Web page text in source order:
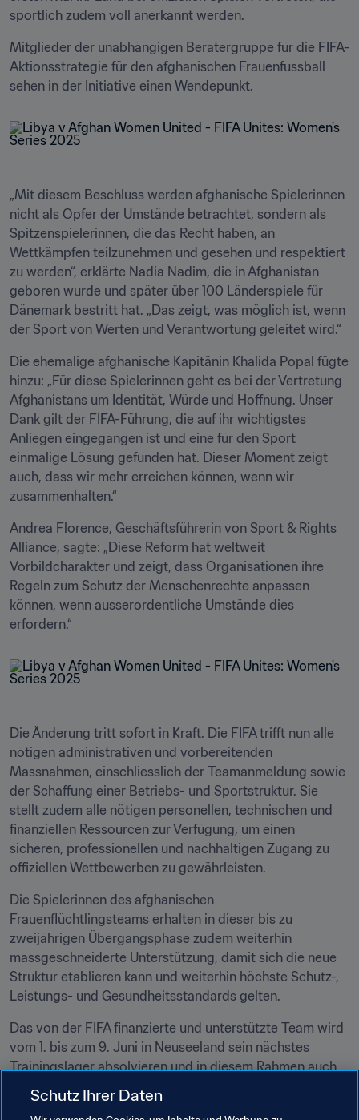
sportlich zudem voll anerkannt werden.
Mitglieder der unabhängigen Beratergruppe für die FIFA-
Aktionsstrategie für den afghanischen Frauenfussball
sehen in der Initiative einen Wendepunkt.
„Mit diesem Beschluss werden afghanische Spielerinnen
nicht als Opfer der Umstände betrachtet, sondern als
Spitzenspielerinnen, die das Recht haben, an
Wettkämpfen teilzunehmen und gesehen und respektiert
zu werden“, erklärte Nadia Nadim, die in Afghanistan
geboren wurde und später über 100 Länderspiele für
Dänemark bestritt hat. „Das zeigt, was möglich ist, wenn
der Sport von Werten und Verantwortung geleitet wird.“
Die ehemalige afghanische Kapitänin Khalida Popal fügte
hinzu: „Für diese Spielerinnen geht es bei der Vertretung
Afghanistans um Identität, Würde und Hoffnung. Unser
Dank gilt der FIFA-Führung, die auf ihr wichtigstes
Anliegen eingegangen ist und eine für den Sport
einmalige Lösung gefunden hat. Dieser Moment zeigt
auch, dass wir mehr erreichen können, wenn wir
zusammenhalten.“
Andrea Florence, Geschäftsführerin von Sport & Rights
Alliance, sagte: „Diese Reform hat weltweit
Vorbildcharakter und zeigt, dass Organisationen ihre
Regeln zum Schutz der Menschenrechte anpassen
können, wenn ausserordentliche Umstände dies
erfordern.“
Die Änderung tritt sofort in Kraft. Die FIFA trifft nun alle
nötigen administrativen und vorbereitenden
Massnahmen, einschliesslich der Teamanmeldung sowie
der Schaffung einer Betriebs- und Sportstruktur. Sie
stellt zudem alle nötigen personellen, technischen und
finanziellen Ressourcen zur Verfügung, um einen
sicheren, professionellen und nachhaltigen Zugang zu
offiziellen Wettbewerben zu gewährleisten.
Die Spielerinnen des afghanischen
Frauenflüchtlingsteams erhalten in dieser bis zu
zweijährigen Übergangsphase zudem weiterhin
massgeschneiderte Unterstützung, damit sich die neue
Struktur etablieren kann und weiterhin höchste Schutz-,
Leistungs- und Gesundheitsstandards gelten.
Das von der FIFA finanzierte und unterstützte Team wird
vom 1. bis zum 9. Juni in Neuseeland sein nächstes
Trainingslager absolvieren und in diesem Rahmen auch
gegen die Cook-Inseln spielen.
Schutz Ihrer Daten